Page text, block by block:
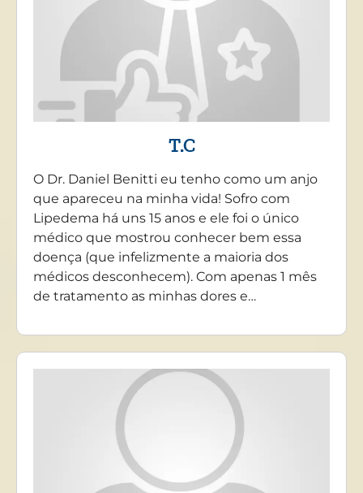
T.C
O Dr. Daniel Benitti eu tenho como um anjo
que apareceu na minha vida! Sofro com
Lipedema há uns 15 anos e ele foi o único
médico que mostrou conhecer bem essa
doença (que infelizmente a maioria dos
médicos desconhecem). Com apenas 1 mês
de tratamento as minhas dores e…